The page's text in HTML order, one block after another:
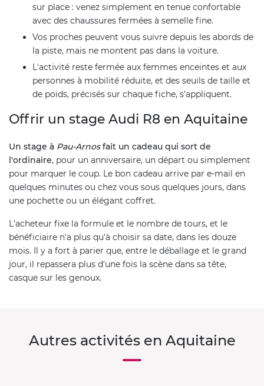
sur place : venez simplement en tenue confortable
avec des chaussures fermées à semelle fine.
Vos proches peuvent vous suivre depuis les abords de
la piste, mais ne montent pas dans la voiture.
L'activité reste fermée aux femmes enceintes et aux
personnes à mobilité réduite, et des seuils de taille et
de poids, précisés sur chaque fiche, s'appliquent.
Offrir un stage Audi R8 en Aquitaine
Un stage à Pau-Arnosfait un cadeau qui sort de
l'ordinaire, pour un anniversaire, un départ ou simplement
pour marquer le coup. Le bon cadeau arrive par e-mail en
quelques minutes ou chez vous sous quelques jours, dans
une pochette ou un élégant coffret.
L'acheteur fixe la formule et le nombre de tours, et le
bénéficiaire n'a plus qu'à choisir sa date, dans les douze
mois. Il y a fort à parier que, entre le déballage et le grand
jour, il repassera plus d'une fois la scène dans sa tête,
casque sur les genoux.
Autres activités en Aquitaine